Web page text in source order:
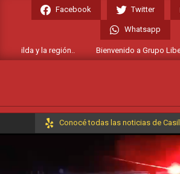
Facebook Twitter
Whatsapp
y la región.. Bienvenido a Grupo
Primary
Conocé todas las noticias de